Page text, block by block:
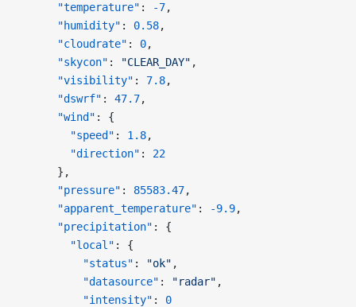
      "temperature"
: -7,
      "humidity"
: 0.58,
      "cloudrate"
: 0,
      "skycon"
: "CLEAR_DAY" ,
      "visibility"
: 7.8,
      "dswrf"
: 47.7,
      "wind"
: {
        "speed"
: 1.8,
        "direction"
: 22
      },
      "pressure"
: 85583.47,
      "apparent_temperature"
: -9.9,
      "precipitation"
: {
        "local"
: {
          "status"
: "ok" ,
          "datasource"
: "radar" ,
          "intensity"
: 0